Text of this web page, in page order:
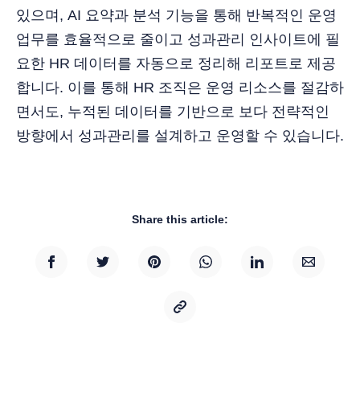
있으며, AI 요약과 분석 기능을 통해 반복적인 운영
업무를 효율적으로 줄이고 성과관리 인사이트에 필
요한 HR 데이터를 자동으로 정리해 리포트로 제공
합니다. 이를 통해 HR 조직은 운영 리소스를 절감하
면서도, 누적된 데이터를 기반으로 보다 전략적인
방향에서 성과관리를 설계하고 운영할 수 있습니다.
Share this article: